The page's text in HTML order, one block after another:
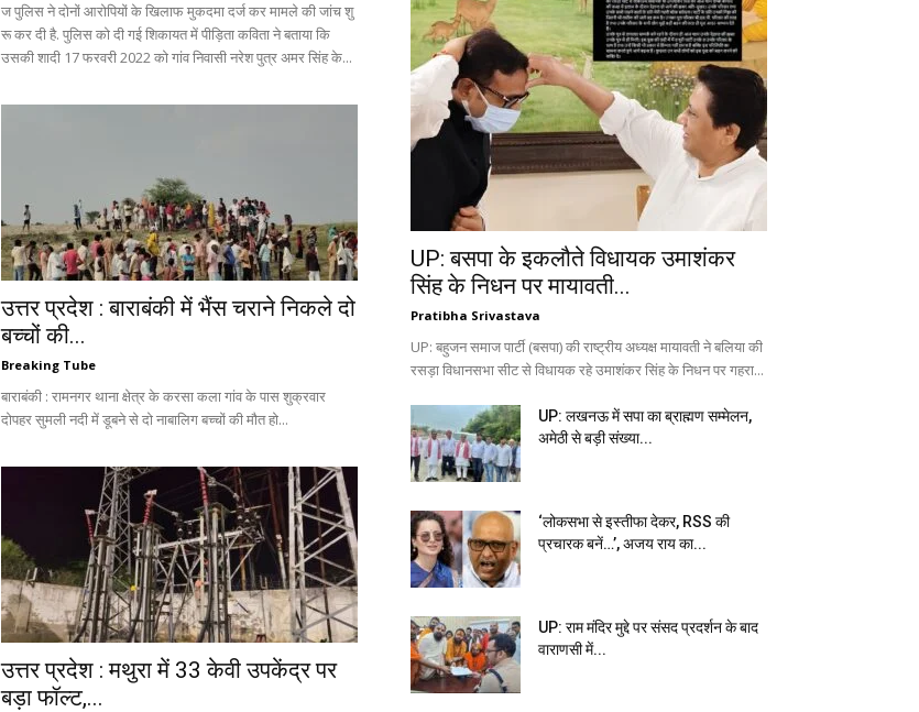
ज पुलिस ने दोनों आरोपियों के खिलाफ मुकदमा दर्ज कर मामले की जांच शु
रू कर दी है. पुलिस को दी गई शिकायत में पीड़िता कविता ने बताया कि
उसकी शादी 17 फरवरी 2022 को गांव निवासी नरेश पुत्र अमर सिंह के...
उत्तर प्रदेश : बाराबंकी में भैंस चराने निकले दो
बच्चों की...
Breaking Tube
बाराबंकी : रामनगर थाना क्षेत्र के करसा कला गांव के पास शुक्रवार
दोपहर सुमली नदी में डूबने से दो नाबालिग बच्चों की मौत हो...
उत्तर प्रदेश : मथुरा में 33 केवी उपकेंद्र पर
बड़ा फॉल्ट,...
UP: बसपा के इकलौते विधायक उमाशंकर
सिंह के निधन पर मायावती...
Pratibha Srivastava
UP: बहुजन समाज पार्टी (बसपा) की राष्ट्रीय अध्यक्ष मायावती ने बलिया की
रसड़ा विधानसभा सीट से विधायक रहे उमाशंकर सिंह के निधन पर गहरा...
UP: लखनऊ में सपा का ब्राह्मण सम्मेलन,
अमेठी से बड़ी संख्या...
‘लोकसभा से इस्तीफा देकर, RSS की
प्रचारक बनें…’, अजय राय का...
UP: राम मंदिर मुद्दे पर संसद प्रदर्शन के बाद
वाराणसी में...